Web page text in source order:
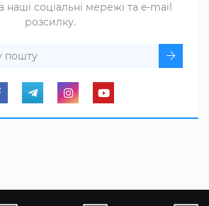
наші соціальні мережі та e-mail
розсилку.